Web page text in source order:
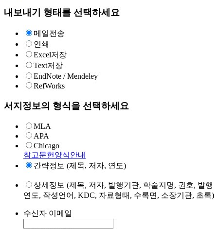
내보내기 형태를 선택하세요
메일전송
인쇄
Excel저장
Text저장
EndNote / Mendeley
RefWorks
서지정보의 형식을 선택하세요
MLA
APA
Chicago
참고문헌양식안내
간략정보 (제목, 저자, 연도)
상세정보 (제목, 저자, 발행기관, 학술지명, 권호, 발행
연도, 작성언어, KDC, 자료형태, 수록면, 소장기관, 초록)
수신자 이메일